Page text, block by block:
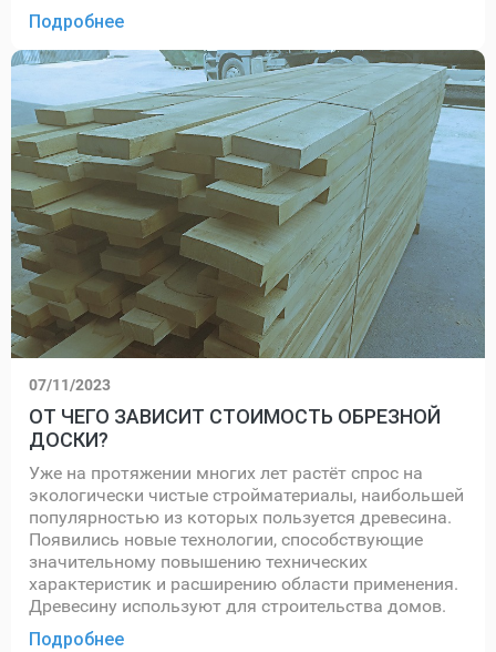
Подробнее
07/11/2023
ОТ ЧЕГО ЗАВИСИТ СТОИМОСТЬ ОБРЕЗНОЙ
ДОСКИ?
Уже на протяжении многих лет растёт спрос на
экологически чистые стройматериалы, наибольшей
популярностью из которых пользуется древесина.
Появились новые технологии, способствующие
значительному повышению технических
характеристик и расширению области применения.
Древесину используют для строительства домов.
Подробнее